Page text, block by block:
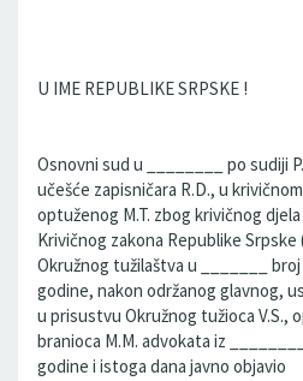
U IME REPUBLIKE SRPSKE !
Osnovni sud u ________ po sudiji
učešće zapisničara R.D., u
optuženog M.T. zbog krivičnog
Krivičnog zakona Republike
Okružnog tužilaštva u _______ broj
godine, nakon održanog glavnog,
u prisustvu Okružnog tužioca V.S.,
branioca M.M. advokata iz
godine i istoga dana javno objavio